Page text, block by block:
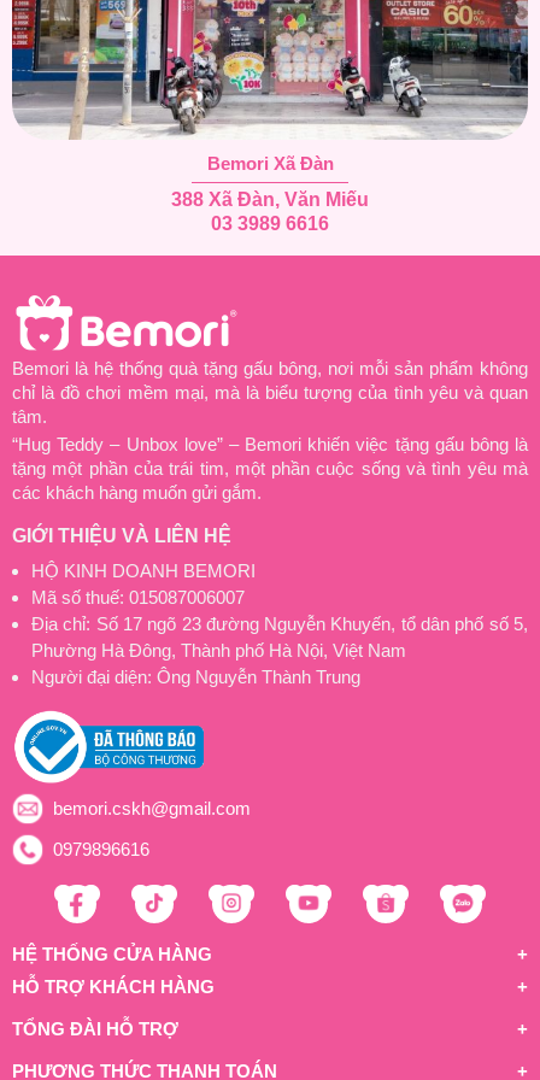
Bemori Xã Đàn
388 Xã Đàn, Văn Miếu
03 3989 6616
Bemori là hệ thống quà tặng gấu bông, nơi mỗi sản phẩm không
chỉ là đồ chơi mềm mại, mà là biểu tượng của tình yêu và quan
tâm.
“Hug Teddy – Unbox love” – Bemori khiến việc tặng gấu bông là
tặng một phần của trái tim, một phần cuộc sống và tình yêu mà
các khách hàng muốn gửi gắm.
GIỚI THIỆU VÀ LIÊN HỆ
HỘ KINH DOANH BEMORI
Mã số thuế: 015087006007
Địa chỉ: Số 17 ngõ 23 đường Nguyễn Khuyến, tổ dân phố số 5,
Phường Hà Đông, Thành phố Hà Nội, Việt Nam
Người đại diện: Ông Nguyễn Thành Trung
bemori.cskh@gmail.com
0979896616
HỆ THỐNG CỬA HÀNG
HỖ TRỢ KHÁCH HÀNG
TỔNG ĐÀI HỖ TRỢ
PHƯƠNG THỨC THANH TOÁN